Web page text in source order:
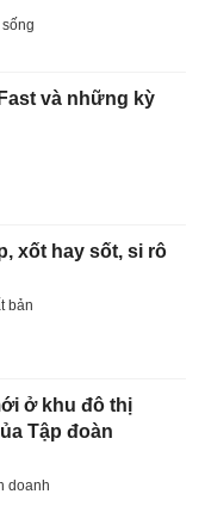
và những kỳ
xốt hay sốt, si rô
bản
ở khu đô thị
Tập đoàn
doanh